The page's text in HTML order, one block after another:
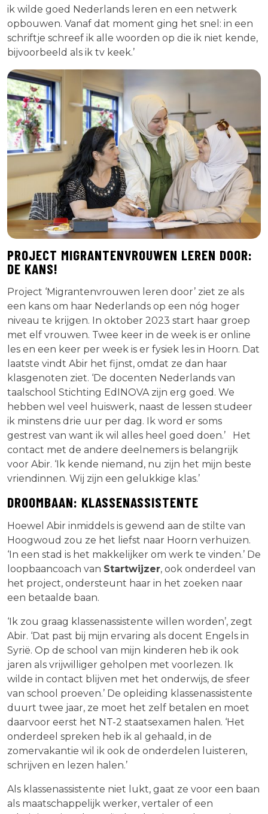
ik wilde goed Nederlands leren en een netwerk
opbouwen. Vanaf dat moment ging het snel: in een
schriftje schreef ik alle woorden op die ik niet kende,
bijvoorbeeld als ik tv keek.’
PROJECT MIGRANTENVROUWEN LEREN DOOR:
DE KANS!
Project ‘Migrantenvrouwen leren door’ ziet ze als
een kans om haar Nederlands op een nóg hoger
niveau te krijgen. In oktober 2023 start haar groep
met elf vrouwen. Twee keer in de week is er online
les en een keer per week is er fysiek les in Hoorn. Dat
laatste vindt Abir het fijnst, omdat ze dan haar
klasgenoten ziet. ‘De docenten Nederlands van
taalschool Stichting EdINOVA zijn erg goed. We
hebben wel veel huiswerk, naast de lessen studeer
ik minstens drie uur per dag. Ik word er soms
gestrest van want ik wil alles heel goed doen.’ Het
contact met de andere deelnemers is belangrijk
voor Abir. ‘Ik kende niemand, nu zijn het mijn beste
vriendinnen. Wij zijn een gelukkige klas.’
DROOMBAAN: KLASSENASSISTENTE
Hoewel Abir inmiddels is gewend aan de stilte van
Hoogwoud zou ze het liefst naar Hoorn verhuizen.
‘In een stad is het makkelijker om werk te vinden.’ De
loopbaancoach van Startwijzer, ook onderdeel van
het project, ondersteunt haar in het zoeken naar
een betaalde baan.
‘Ik zou graag klassenassistente willen worden’, zegt
Abir. ‘Dat past bij mijn ervaring als docent Engels in
Syrië. Op de school van mijn kinderen heb ik ook
jaren als vrijwilliger geholpen met voorlezen. Ik
wilde in contact blijven met het onderwijs, de sfeer
van school proeven.’ De opleiding klassenassistente
duurt twee jaar, ze moet het zelf betalen en moet
daarvoor eerst het NT-2 staatsexamen halen. ‘Het
onderdeel spreken heb ik al gehaald, in de
zomervakantie wil ik ook de onderdelen luisteren,
schrijven en lezen halen.’
Als klassenassistente niet lukt, gaat ze voor een baan
als maatschappelijk werker, vertaler of een